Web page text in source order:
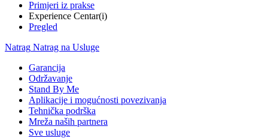
Primjeri iz prakse
Experience Centar(i)
Pregled
Natrag Natrag na Usluge
Garancija
Održavanje
Stand By Me
Aplikacije i mogućnosti povezivanja
Tehnička podrška
Mreža naših partnera
Sve usluge